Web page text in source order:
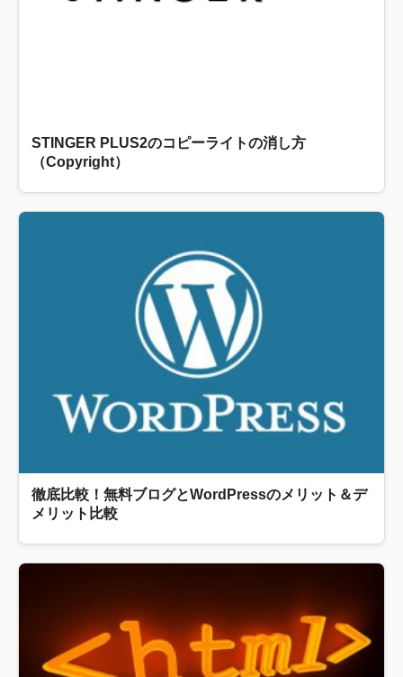
STINGER PLUS2のコピーライトの消し方
（Copyright）
徹底比較！無料ブログとWordPressのメリット＆デ
メリット比較